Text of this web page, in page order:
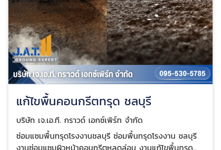
แก้ไขพื้นคอนกรีตทรุด ชลบุรี
บริษัท เจ.เอ.ที. กราวด์ เอกซ์เพิร์ท จำกัด
ซ่อมแซมพื้นทรุดโรงงานชลบุรี ซ่อมพื้นทรุดโรงงาน ชลบุรี
งานซ่อมแซมผิวหน้าคอนกรีตหลุดล่อน งานแก้ไขพื้นทรุด